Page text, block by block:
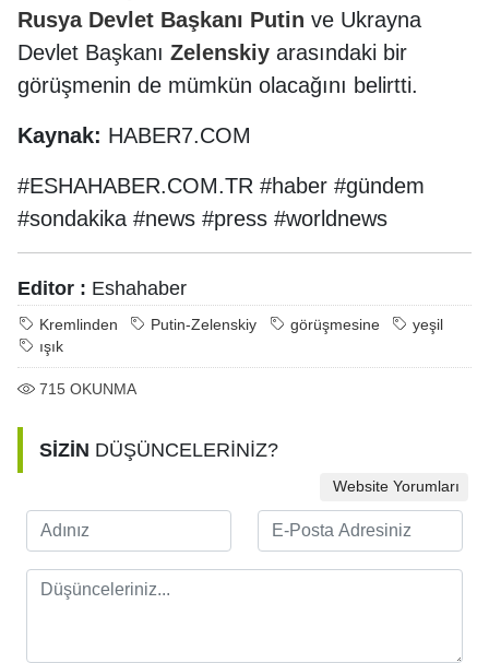
Rusya Devlet Başkanı Putin ve Ukrayna
Devlet Başkanı Zelenskiy arasındaki bir
görüşmenin de mümkün olacağını belirtti.
Kaynak: HABER7.COM
#ESHAHABER.COM.TR #haber #gündem
#sondakika #news #press #worldnews
Editor : Eshahaber
Kremlinden Putin-Zelenskiy görüşmesine
yeşil
ışık
715 OKUNMA
SİZİN DÜŞÜNCELERİNİZ?
Website Yorumları